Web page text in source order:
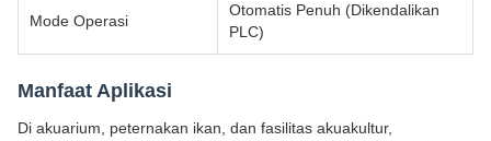
Mode Operasi
Otomatis Penuh (Dikendalikan
PLC)
Manfaat Aplikasi
Di akuarium, peternakan ikan, dan fasilitas akuakultur,